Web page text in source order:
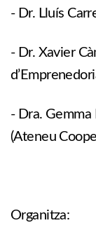
- Dr. Lluís
- Dr. Xavier
- Dra. Gemma
(Ateneu
Organitza: